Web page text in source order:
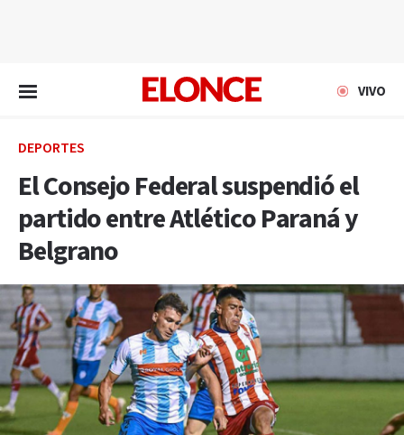
VIVO
DEPORTES
El Consejo Federal suspendió el
partido entre Atlético Paraná y
Belgrano